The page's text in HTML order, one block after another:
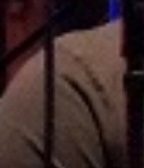
Do.
Uhr
MPR
Anmeldung für
(Schuljahr 2026/